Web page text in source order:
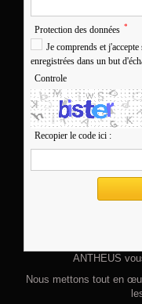
Protection des données *
Je comprends et
enregistrées dans un but
Controle
Recopier le code ici :
ANTHEUS
Nous mettons tout en